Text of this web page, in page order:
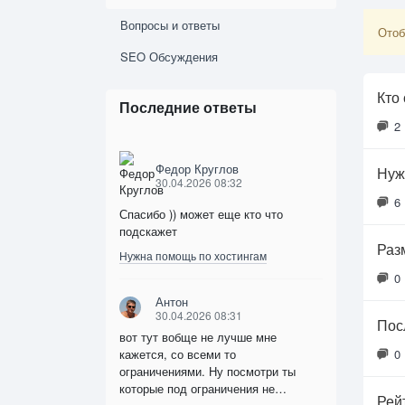
Вопросы и ответы
SEO Обсуждения
Последние ответы
Федор Круглов
30.04.2026 08:32
Спасибо )) может еще кто что
подскажет
Нужна помощь по хостингам
Антон
30.04.2026 08:31
вот тут вобще не лучше мне
кажется, со всеми то
ограничениями. Ну посмотри ты
которые под ограничения не…
2
6
0
0